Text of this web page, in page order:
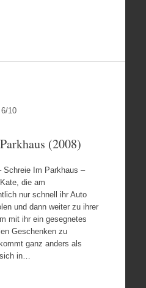
6/10
(2008)
Schreie Im Parkhaus –
die am
nur schnell ihr Auto
und dann weiter zu ihrer
mit ihr ein gesegnetes
Geschenken zu
ganz anders als
sich in…